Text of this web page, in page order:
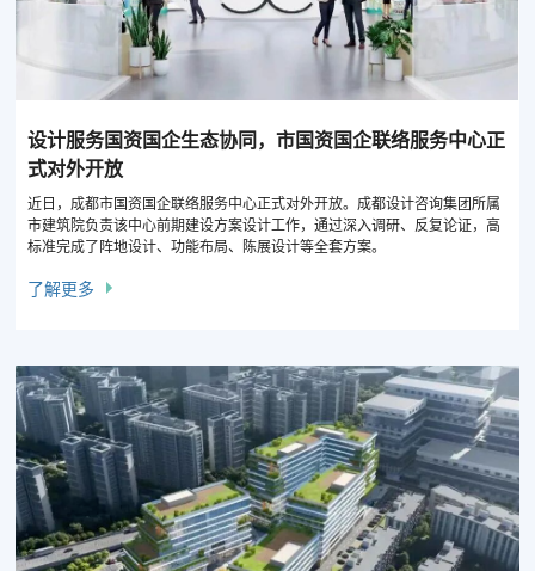
设计服务国资国企生态协同，市国资国企联络服务中心正
式对外开放
近日，成都市国资国企联络服务中心正式对外开放。成都设计咨询集团所属
市建筑院负责该中心前期建设方案设计工作，通过深入调研、反复论证，高
标准完成了阵地设计、功能布局、陈展设计等全套方案。
了解更多